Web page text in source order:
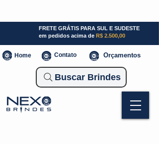
FRETE GRÁTIS PARA SUL E SUDESTE
em pedidos acima de R$ 2.500,00
Home Contato Orçamentos
Buscar Brindes